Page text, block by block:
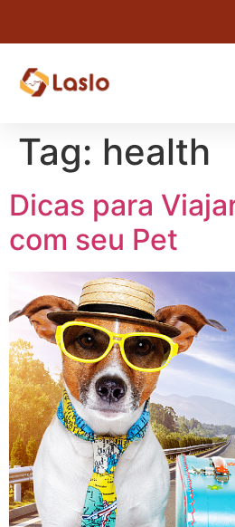
Tag: health
Dicas para
com seu Pet